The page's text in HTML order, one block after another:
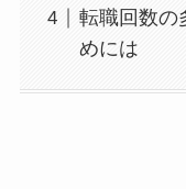
転職回数の
めには